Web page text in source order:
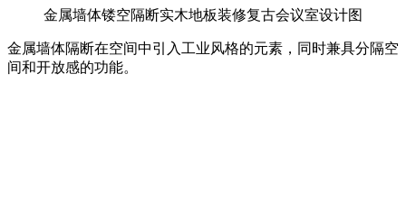
金属墙体镂空隔断实木地板装修复古会议室设计图
金属墙体隔断在空间中引入工业风格的元素，同时兼具分隔空
间和开放感的功能。